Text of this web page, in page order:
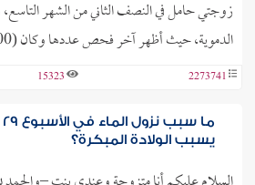
زوجتي حامل في النصف الثاني من الشهر
الدموية، حيث أظهر آخر فحص عددها وكان (95000) فهل..
2273741
15323
يسبب الولادة المبكرة؟